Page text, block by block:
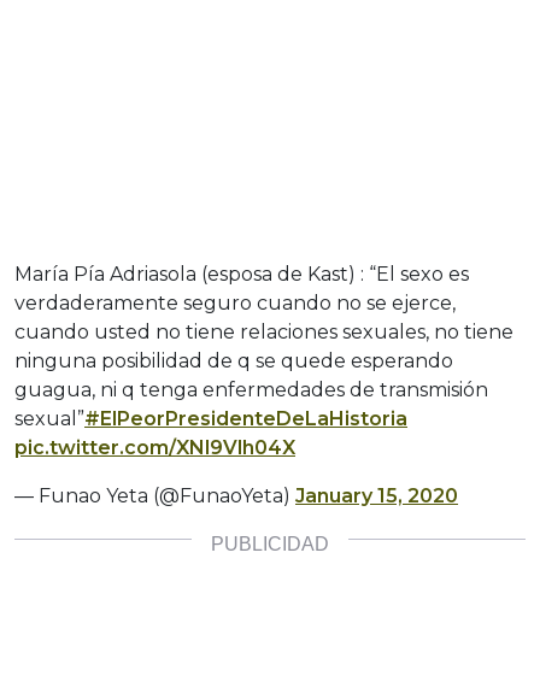
María Pía Adriasola (esposa de Kast) : “El sexo es
verdaderamente seguro cuando no se ejerce,
cuando usted no tiene relaciones sexuales, no tiene
ninguna posibilidad de q se quede esperando
guagua, ni q tenga enfermedades de transmisión
sexual”#ElPeorPresidenteDeLaHistoria
pic.twitter.com/XNl9Vlh04X
— Funao Yeta (@FunaoYeta) January 15, 2020